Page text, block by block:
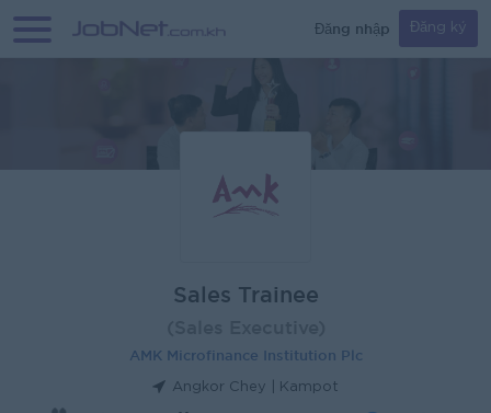
Đăng nhập Đăng ký
Sales Trainee
AMK Microfinance Institution Plc
Angkor Chey | Kampot